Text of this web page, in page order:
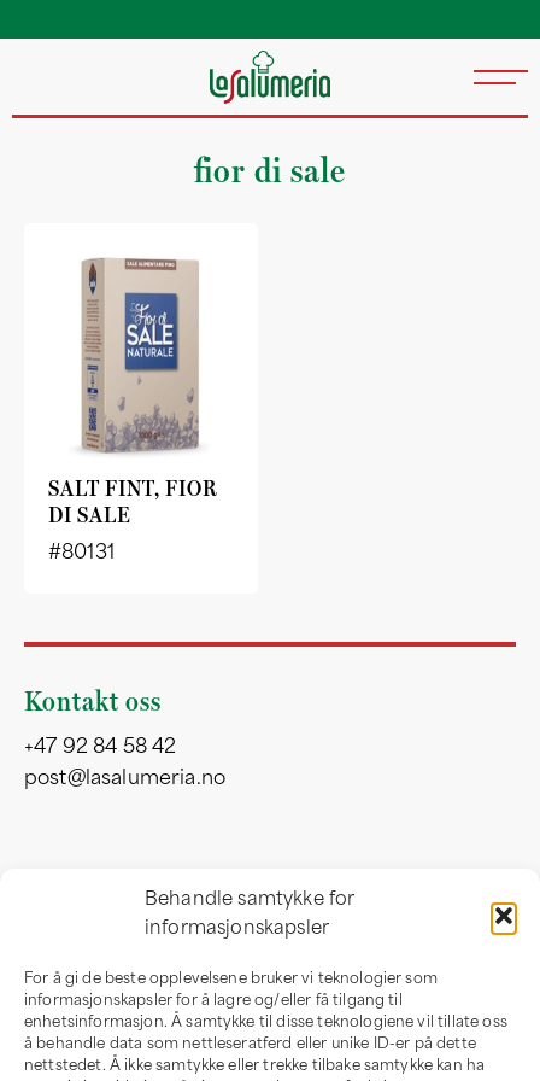
Behandle samtykke for
informasjonskapsler
For å gi de beste opplevelsene bruker vi teknologier som
informasjonskapsler for å lagre og/eller få tilgang til
enhetsinformasjon. Å samtykke til disse teknologiene vil tillate oss
å behandle data som nettleseratferd eller unike ID-er på dette
nettstedet. Å ikke samtykke eller trekke tilbake samtykke kan ha
ukentlig over hele landet
fior di sale
SALT FINT, FIOR
DI SALE
#80131
Kontakt oss
+47 92 84 58 42
post@lasalumeria.no
Professor Birkelandsvei 32 b
1081 Oslo
Norge